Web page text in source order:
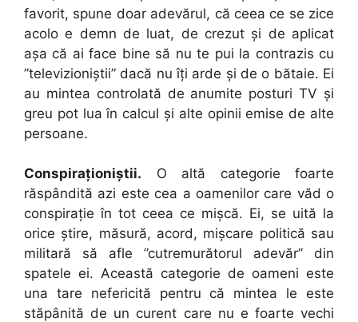
favorit, spune doar adevărul, că ceea ce se zice
acolo e demn de luat, de crezut şi de aplicat
așa că ai face bine să nu te pui la contrazis cu
”televizioniștii” dacă nu îți arde și de o bătaie. Ei
au mintea controlată de anumite posturi TV și
greu pot lua în calcul și alte opinii emise de alte
persoane.
Conspiraționiștii. O altă categorie foarte
răspândită azi este cea a oamenilor care văd o
conspirație în tot ceea ce mișcă. Ei, se uită la
orice știre, măsură, acord, mișcare politică sau
militară să afle ”cutremurătorul adevăr” din
spatele ei. Această categorie de oameni este
una tare nefericită pentru că mintea le este
stăpânită de un curent care nu e foarte vechi